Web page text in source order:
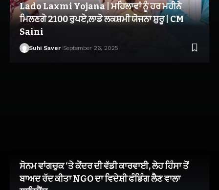
Lado Laxmi Yojana | ਮਹਿਲਾਵਾਂ ਨੂੰ ਹਰ ਮਹੀਨੇ
ਮਿਲਣਗੇ 2100 ਰੁਪਏ,ਲਾਡੋ ਲਕਸ਼ਮੀ ਯੋਜਨਾ ਸ਼ੁਰੂ | CM
Saini
Suhi Saver September 26, 2025
ਸੋਨਮ ਵਾਂਗਚੁਕ ‘ਤੇ ਕੇਂਦਰ ਦੀ ਵੱਡੀ ਕਾਰਵਾਈ, ਲੇਹ ਹਿੰਸਾ ਤੋਂ
ਬਾਅਦ ਰੱਦ ਕੀਤਾ NGO ਦਾ ਵਿਦੇਸ਼ੀ ਫੰਡਿੰਗ ਲੈਣ ਵਾਲਾ